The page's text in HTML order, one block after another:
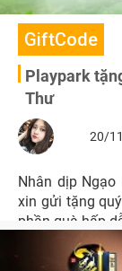
GiftCode
Playpark
Thư
20/
Nhân dịp Ngạo Kiếm Kỳ Thư
xin gửi tặng
phần quà hấp